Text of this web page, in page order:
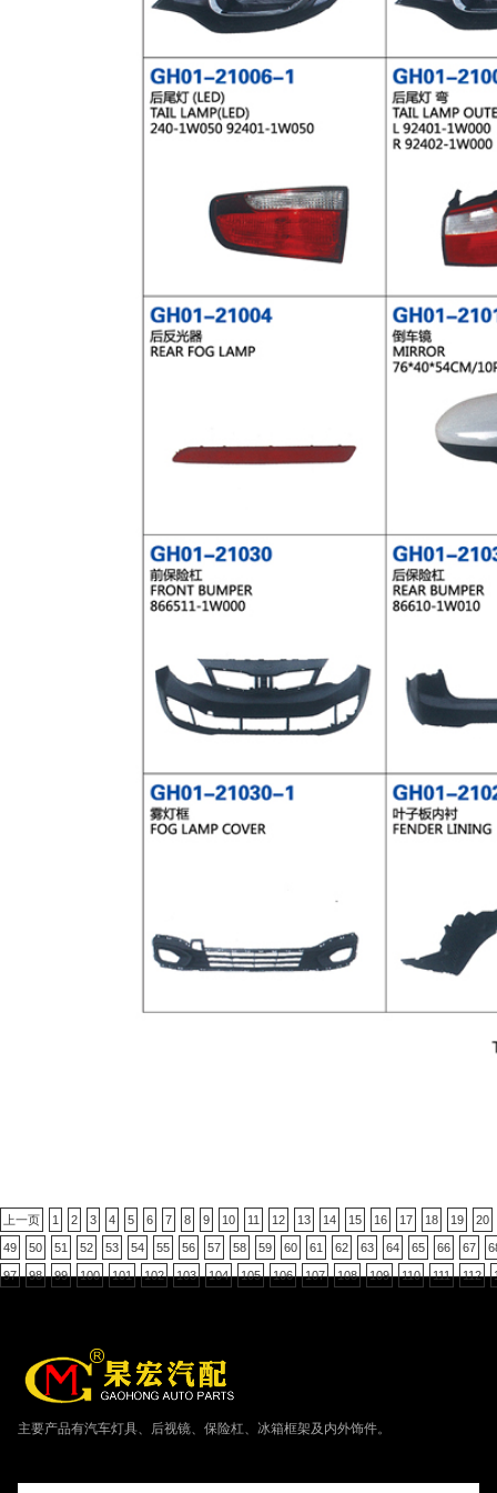
上一页 1 2 3 4 5 6 7 8 9 10 11 12 13 14 15 16 17 18 19 20
49 50 51 52 53 54 55 56 57 58 59 60 61 62 63 64 65 66 67
97 98 99 100 101 102 103 104 105 106 107 108 109 110 111 112
主要产品有汽车灯具、后视镜、保险杠、冰箱框架及内外饰件。